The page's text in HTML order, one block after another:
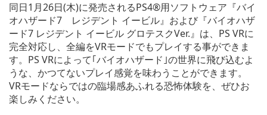
同日1月26日(木)に発売されるPS4®用ソフトウェア『バイ
オハザード7 レジデント イービル』および『バイオハザ
ード7 レジデント イービル グロテスクVer.』は、PS VRに
完全対応し、全編をVRモードでもプレイする事ができま
す。PS VRによって｢バイオハザード｣の世界に飛び込むよ
うな、かつてないプレイ感覚を味わうことができます。
VRモードならではの臨場感あふれる恐怖体験を、ぜひお
楽しみください。